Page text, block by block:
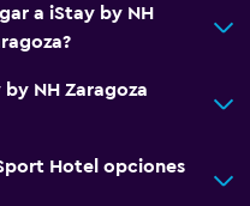
a iStay by NH
NH Zaragoza
Hotel opciones